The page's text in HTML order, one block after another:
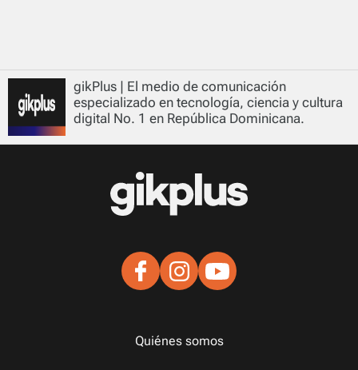
gikPlus | El medio de comunicación
especializado en tecnología, ciencia y cultura
digital No. 1 en República Dominicana.
Quiénes somos